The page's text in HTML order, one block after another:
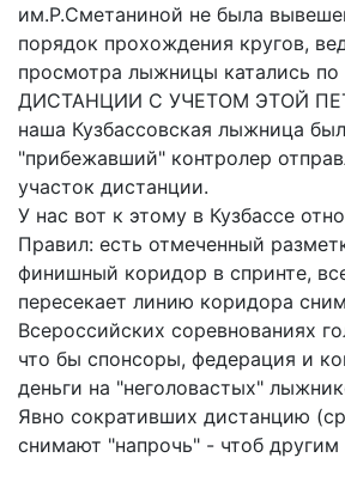
им.Р.Сметаниной не была
порядок прохождения кругов,
просмотра лыжницы катались
ДИСТАНЦИИ С УЧЕТОМ ЭТОЙ
наша Кузбассовская лыжница
"прибежавший" контролер
участок дистанции.
У нас вот к этому в Кузбассе
Правил: есть отмеченный
финишный коридор в спринте,
пересекает линию коридора
Всероссийских соревнованиях
что бы спонсоры, федерация и
деньги на "неголовастых"
Явно сокративших дистанцию
снимают "напрочь" - чтоб другим